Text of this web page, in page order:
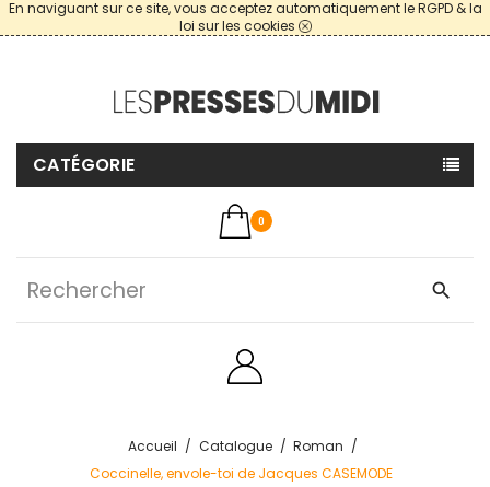
En naviguant sur ce site, vous acceptez automatiquement le RGPD & la
loi sur les cookies
CATÉGORIE
0
search
Accueil Catalogue
Roman
Coccinelle, envole-toi de Jacques CASEMODE